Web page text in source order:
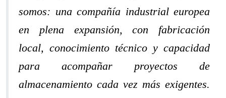
somos: una compañía industrial europea
en plena expansión, con fabricación
local, conocimiento técnico y capacidad
para acompañar proyectos de
almacenamiento cada vez más exigentes.